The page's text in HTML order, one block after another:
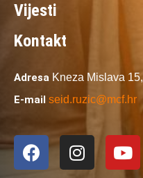
Vijesti
Kontakt
Adresa Kneza Mislava 15,
E-mail seid.ruzic@mcf.hr